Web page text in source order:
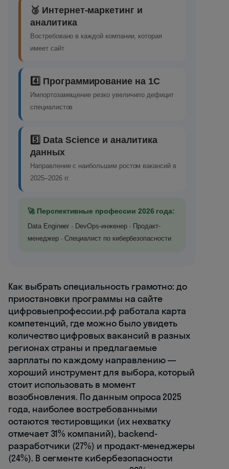
🥉 Интернет-маркетинг и
аналитика
Востребовано в каждой компании, которая
имеет сайт
4️⃣ Программирование на 1С
Импортозамещение резко увеличило дефицит
специалистов
5️⃣ Data Science и аналитика
данных
Направление с наибольшим ростом вакансий в
2025–2026 гг.
🚀 Перспективные профессии 2026 года:
Data Engineer · DevOps-инженер · Продакт-
менеджер · Специалист по кибербезопасности
Как выбрать специальность грамотно: до
приостановки программы на сайте
цифровыепрофессии.рф работала карта
компетенций, где можно было увидеть
количество цифровых вакансий в разных
регионах страны и предлагаемые
зарплаты по каждому направлению —
хороший инструмент для выбора, который
стоит использовать в момент
возобновления. По данным опроса 2025
года, наиболее востребованными
остаются тестировщики (их нехватку
отмечает 31% компаний), backend-
разработчики (27%) и продакт-менеджеры
(24%). В сегменте кибербезопасности